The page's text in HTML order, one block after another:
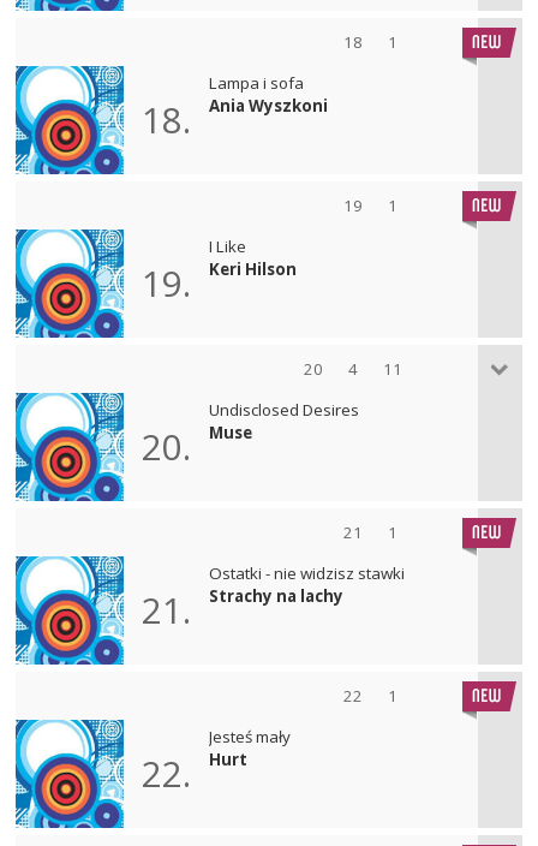
18 1
18.
Lampa i sofa
Ania Wyszkoni
19 1
19.
I Like
Keri Hilson
20 4 11
20.
Undisclosed Desires
Muse
21 1
21.
Ostatki - nie widzisz stawki
Strachy na lachy
22 1
22.
Jesteś mały
Hurt